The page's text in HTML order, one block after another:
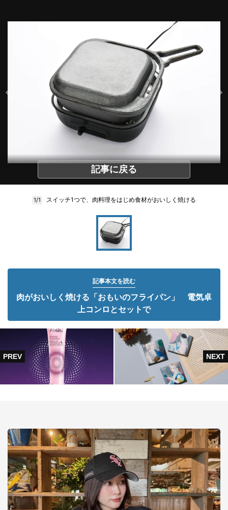
記事に戻る
1/1 スイッチ1つで、肉料理をはじめ食材がおいしく焼ける
記事本文を読む
肉がおいしく焼ける「おもいのフライパン」 電気卓
上コンロとセットで